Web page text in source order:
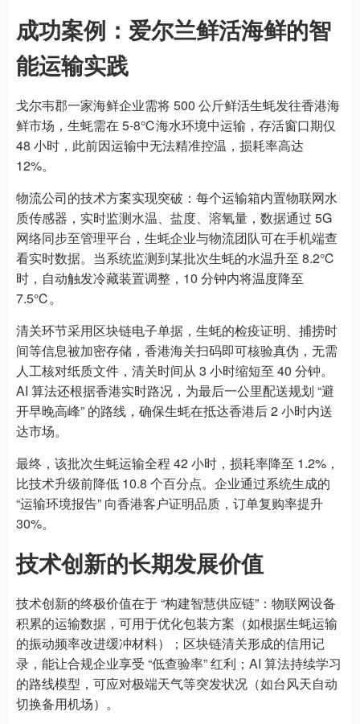
成功案例：爱尔兰鲜活海鲜的智
能运输实践
戈尔韦郡一家海鲜企业需将 500 公斤鲜活生蚝发往香港海
鲜市场，生蚝需在 5-8℃海水环境中运输，存活窗口期仅
48 小时，此前因运输中无法精准控温，损耗率高达
12%。
物流公司的技术方案实现突破：每个运输箱内置物联网水
质传感器，实时监测水温、盐度、溶氧量，数据通过 5G
网络同步至管理平台，生蚝企业与物流团队可在手机端查
看实时数据。当系统监测到某批次生蚝的水温升至 8.2℃
时，自动触发冷藏装置调整，10 分钟内将温度降至
7.5℃。
清关环节采用区块链电子单据，生蚝的检疫证明、捕捞时
间等信息被加密存储，香港海关扫码即可核验真伪，无需
人工核对纸质文件，清关时间从 3 小时缩短至 40 分钟。
AI 算法还根据香港实时路况，为最后一公里配送规划 “避
开早晚高峰” 的路线，确保生蚝在抵达香港后 2 小时内送
达市场。
最终，该批次生蚝运输全程 42 小时，损耗率降至 1.2%，
比技术升级前降低 10.8 个百分点。企业通过系统生成的
“运输环境报告” 向香港客户证明品质，订单复购率提升
30%。
技术创新的长期发展价值
技术创新的终极价值在于 “构建智慧供应链”：物联网设备
积累的运输数据，可用于优化包装方案（如根据生蚝运输
的振动频率改进缓冲材料）；区块链清关形成的信用记
录，能让合规企业享受 “低查验率” 红利；AI 算法持续学习
的路线模型，可应对极端天气等突发状况（如台风天自动
切换备用机场）。